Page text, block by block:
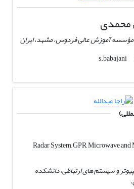
محمدی
مؤسسه آموزش عالی فردوس، مشهد، ایران
Radar System, GPR, Microwave
و سیستم های ارتباطی، دانشکده